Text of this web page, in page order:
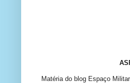
Matéria do blog Espaço Militar